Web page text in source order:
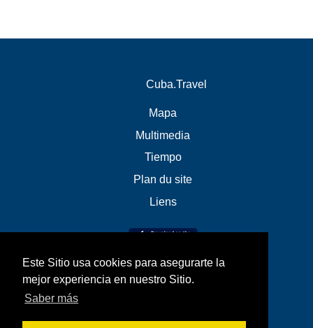
Este Sitio usa cookies para asegurarte la
mejor experiencia en nuestro Sitio.
Saber más
Cuba.Travel
Mapa
Multimedia
Tiempo
Plan du site
Liens